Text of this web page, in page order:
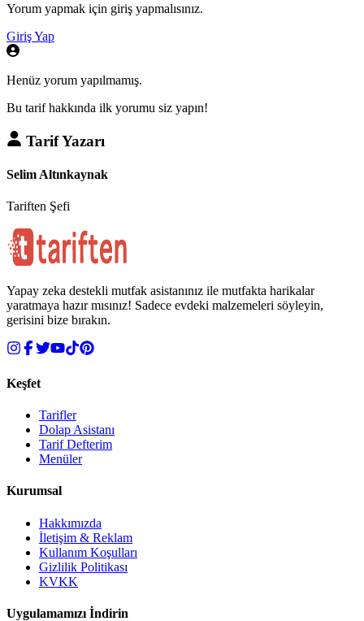
Yorum yapmak için giriş yapmalısınız.
Giriş Yap
Henüz yorum yapılmamış.
Bu tarif hakkında ilk yorumu siz yapın!
Tarif Yazarı
Selim Altınkaynak
Tariften Şefi
Yapay zeka destekli mutfak asistanınız ile mutfakta harikalar
yaratmaya hazır mısınız! Sadece evdeki malzemeleri söyleyin,
gerisini bize bırakın.
Keşfet
Tarifler
Dolap Asistanı
Tarif Defterim
Menüler
Kurumsal
Hakkımızda
İletişim & Reklam
Kullanım Koşulları
Gizlilik Politikası
KVKK
Uygulamamızı İndirin